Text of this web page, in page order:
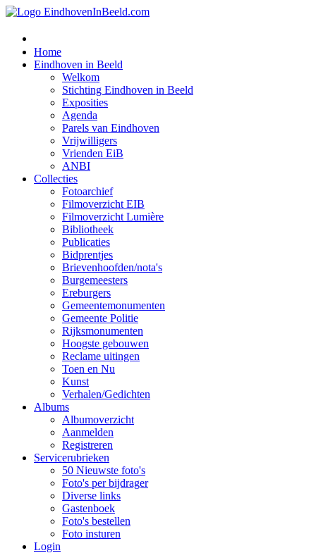
Home
Eindhoven in Beeld
Welkom
Stichting Eindhoven in Beeld
Exposities
Agenda
Parels van Eindhoven
Vrijwilligers
Vrienden EiB
ANBI
Collecties
Fotoarchief
Filmoverzicht EIB
Filmoverzicht Lumière
Bibliotheek
Publicaties
Bidprentjes
Brievenhoofden/nota's
Burgemeesters
Ereburgers
Gemeentemonumenten
Gemeente Politie
Rijksmonumenten
Hoogste gebouwen
Reclame uitingen
Toen en Nu
Kunst
Verhalen/Gedichten
Albums
Albumoverzicht
Aanmelden
Registreren
Servicerubrieken
50 Nieuwste foto's
Foto's per bijdrager
Diverse links
Gastenboek
Foto's bestellen
Foto insturen
Login